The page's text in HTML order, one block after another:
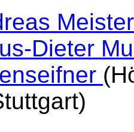
Dieter